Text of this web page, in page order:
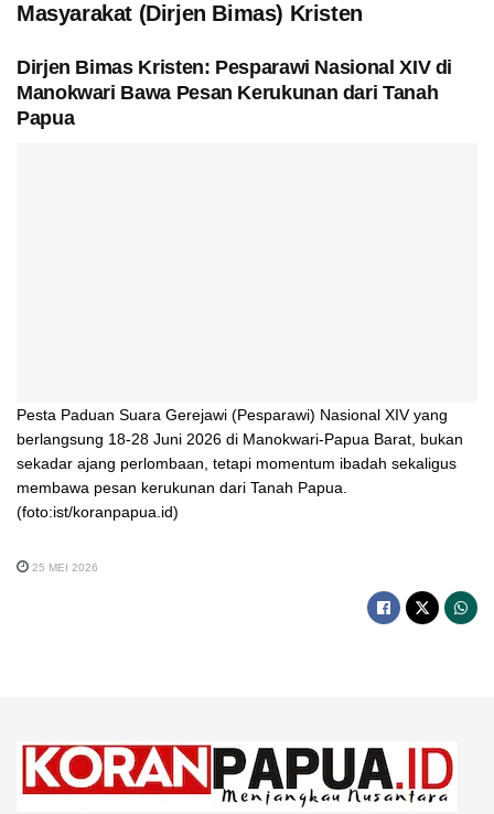
Masyarakat (Dirjen Bimas) Kristen
Dirjen Bimas Kristen: Pesparawi Nasional XIV di
Manokwari Bawa Pesan Kerukunan dari Tanah
Papua
Pesta Paduan Suara Gerejawi (Pesparawi) Nasional XIV yang
berlangsung 18-28 Juni 2026 di Manokwari-Papua Barat, bukan
sekadar ajang perlombaan, tetapi momentum ibadah sekaligus
membawa pesan kerukunan dari Tanah Papua.
(foto:ist/koranpapua.id)
25 MEI 2026